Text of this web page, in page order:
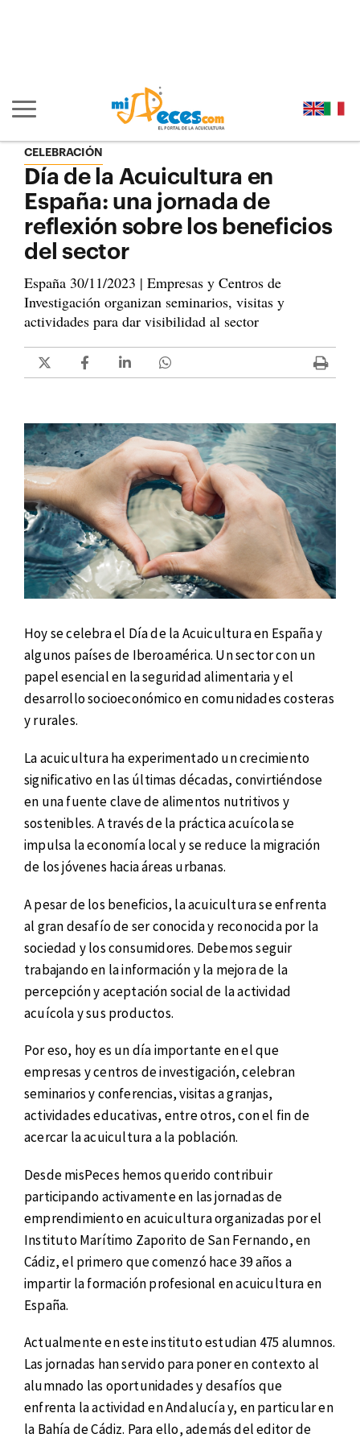
Mostrar/ocultar navegación principal
CELEBRACIÓN
Día de la Acuicultura en
España: una jornada de
reflexión sobre los beneficios
del sector
España 30/11/2023 | Empresas y Centros de
Investigación organizan seminarios, visitas y
actividades para dar visibilidad al sector
Hoy se celebra el Día de la Acuicultura en España y
algunos países de Iberoamérica. Un sector con un
papel esencial en la seguridad alimentaria y el
desarrollo socioeconómico en comunidades costeras
y rurales.
La acuicultura ha experimentado un crecimiento
significativo en las últimas décadas, convirtiéndose
en una fuente clave de alimentos nutritivos y
sostenibles. A través de la práctica acuícola se
impulsa la economía local y se reduce la migración
de los jóvenes hacia áreas urbanas.
A pesar de los beneficios, la acuicultura se enfrenta
al gran desafío de ser conocida y reconocida por la
sociedad y los consumidores. Debemos seguir
trabajando en la información y la mejora de la
percepción y aceptación social de la actividad
acuícola y sus productos.
Por eso, hoy es un día importante en el que
empresas y centros de investigación, celebran
seminarios y conferencias, visitas a granjas,
actividades educativas, entre otros, con el fin de
acercar la acuicultura a la población.
Desde misPeces hemos querido contribuir
participando activamente en las jornadas de
emprendimiento en acuicultura organizadas por el
Instituto Marítimo Zaporito de San Fernando, en
Cádiz, el primero que comenzó hace 39 años a
impartir la formación profesional en acuicultura en
España.
Actualmente en este instituto estudian 475 alumnos.
Las jornadas han servido para poner en contexto al
alumnado las oportunidades y desafíos que
enfrenta la actividad en Andalucía y, en particular en
la Bahía de Cádiz. Para ello, además del editor de